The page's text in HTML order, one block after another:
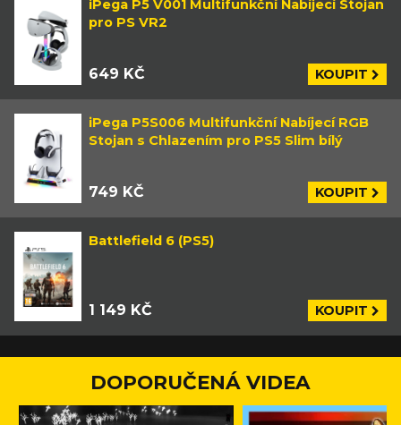
iPega P5 V001 Multifunkční Nabíjecí Stojan
pro PS VR2
649 KČ KOUPIT
iPega P5S006 Multifunkční Nabíjecí RGB
Stojan s Chlazením pro PS5 Slim bílý
749 KČ KOUPIT
Battlefield 6 (PS5)
1 149 KČ KOUPIT
DOPORUČENÁ VIDEA